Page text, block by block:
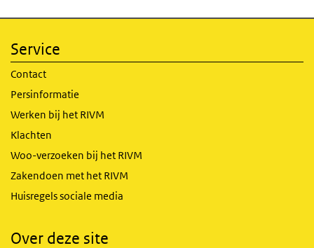
Service
Contact
Persinformatie
Werken bij het RIVM
Klachten
Woo-verzoeken bij het RIVM
Zakendoen met het RIVM
Huisregels sociale media
Over deze site